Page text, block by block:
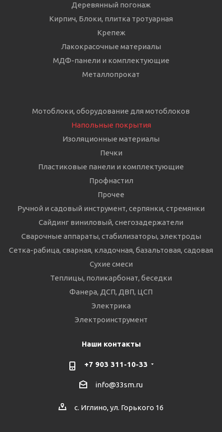
Деревянный погонаж
Кирпич, Блоки, плитка тротуарная
Крепеж
Лакокрасочные материалы
МДФ-панели и комплектующие
Металлопрокат
Мотоблоки, оборудование для мотоблоков
Напольные покрытия
Изоляционные материалы
Печки
Пластиковые панели и комплектующие
Профнастил
Прочее
Ручной и садовый инструмент, серпянки, стремянки
Сайдинг виниловый, снегозадержатели
Сварочные аппараты, стабилизаторы, электроды
Сетка-рабица, сварная, кладочная, базальтовая, садовая
Сухие смеси
Теплицы, поликарбонат, беседки
Фанера, ДСП, ДВП, ЦСП
Электрика
Электроинструмент
Наши контакты
+7 903 311-10-33
info@33sm.ru
с. Иглино, ул. Горького 16